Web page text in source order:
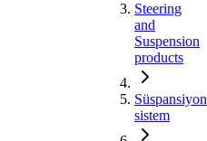
Steering
and
Suspension
products
Süspansiyon
sistem